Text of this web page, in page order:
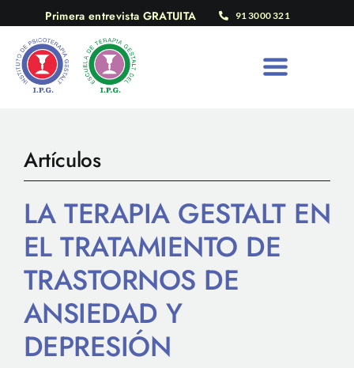
contenido
Primera entrevista GRATUITA 91 3000 321
Artículos
LA TERAPIA GESTALT EN
EL TRATAMIENTO DE
TRASTORNOS DE
ANSIEDAD Y
DEPRESIÓN